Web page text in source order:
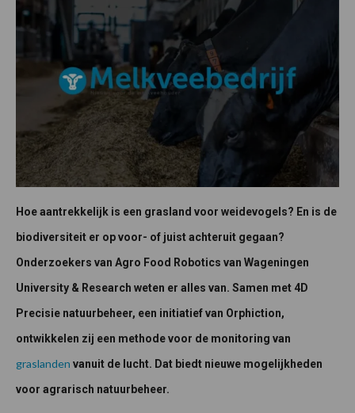
Hoe aantrekkelijk is een grasland voor weidevogels? En is de
biodiversiteit er op voor- of juist achteruit gegaan?
Onderzoekers van Agro Food Robotics van Wageningen
University & Research weten er alles van. Samen met 4D
Precisie natuurbeheer, een initiatief van Orphiction,
ontwikkelen zij een methode voor de monitoring van
graslanden vanuit de lucht. Dat biedt nieuwe mogelijkheden
voor agrarisch natuurbeheer.